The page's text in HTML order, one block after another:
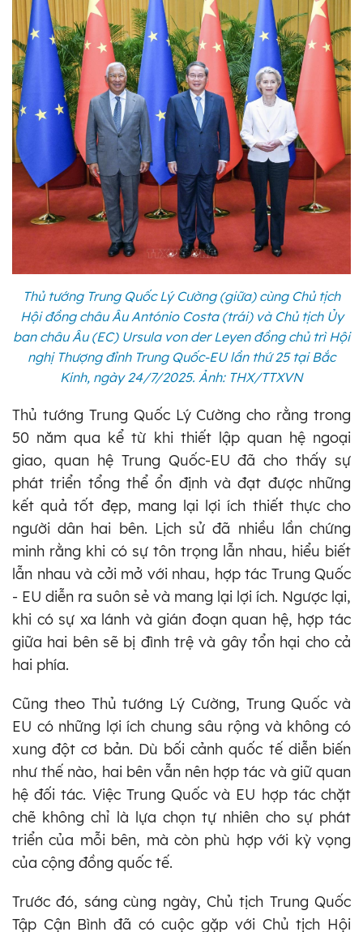
Thủ tướng Trung Quốc Lý Cường (giữa) cùng Chủ tịch
Hội đồng châu Âu António Costa (trái) và Chủ tịch Ủy
ban châu Âu (EC) Ursula von der Leyen đồng chủ trì Hội
nghị Thượng đỉnh Trung Quốc-EU lần thứ 25 tại Bắc
Kinh, ngày 24/7/2025. Ảnh: THX/TTXVN
Thủ tướng Trung Quốc Lý Cường cho rằng trong
50 năm qua kể từ khi thiết lập quan hệ ngoại
giao, quan hệ Trung Quốc-EU đã cho thấy sự
phát triển tổng thể ổn định và đạt được những
kết quả tốt đẹp, mang lại lợi ích thiết thực cho
người dân hai bên. Lịch sử đã nhiều lần chứng
minh rằng khi có sự tôn trọng lẫn nhau, hiểu biết
lẫn nhau và cởi mở với nhau, hợp tác Trung Quốc
- EU diễn ra suôn sẻ và mang lại lợi ích. Ngược lại,
khi có sự xa lánh và gián đoạn quan hệ, hợp tác
giữa hai bên sẽ bị đình trệ và gây tổn hại cho cả
hai phía.
Cũng theo Thủ tướng Lý Cường, Trung Quốc và
EU có những lợi ích chung sâu rộng và không có
xung đột cơ bản. Dù bối cảnh quốc tế diễn biến
như thế nào, hai bên vẫn nên hợp tác và giữ quan
hệ đối tác. Việc Trung Quốc và EU hợp tác chặt
chẽ không chỉ là lựa chọn tự nhiên cho sự phát
triển của mỗi bên, mà còn phù hợp với kỳ vọng
của cộng đồng quốc tế.
Trước đó, sáng cùng ngày, Chủ tịch Trung Quốc
Tập Cận Bình đã có cuộc gặp với Chủ tịch Hội